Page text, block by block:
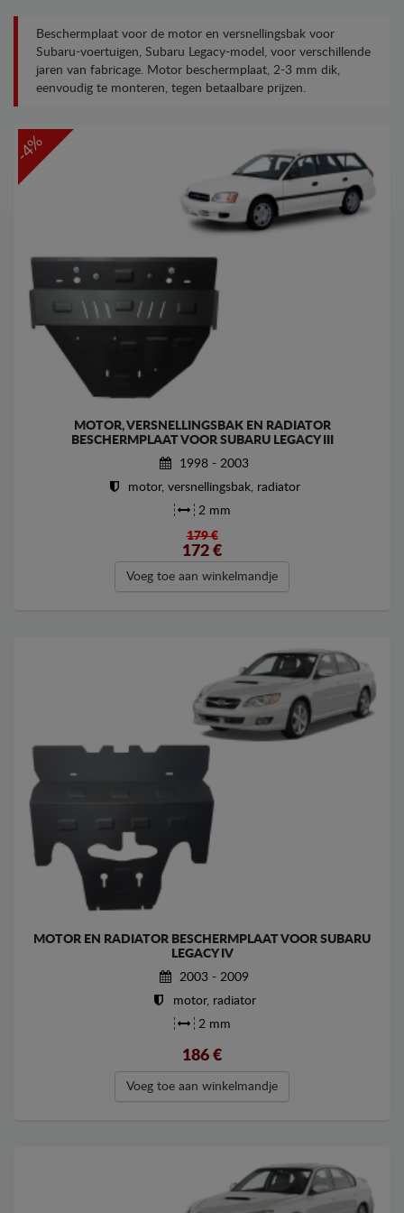
Beschermplaat voor de motor en versnellingsbak voor
Subaru-voertuigen, Subaru Legacy-model, voor verschillende
jaren van fabricage. Motor beschermplaat, 2-3 mm dik,
eenvoudig te monteren, tegen betaalbare prijzen.
-4%
MOTOR, VERSNELLINGSBAK EN RADIATOR
BESCHERMPLAAT VOOR SUBARU LEGACY III
1998 - 2003
motor, versnellingsbak, radiator
2 mm
179 €
172 €
Voeg toe aan winkelmandje
MOTOR EN RADIATOR BESCHERMPLAAT VOOR SUBARU
LEGACY IV
2003 - 2009
motor, radiator
2 mm
186 €
Voeg toe aan winkelmandje